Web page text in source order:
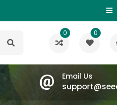
0 0
Email Us